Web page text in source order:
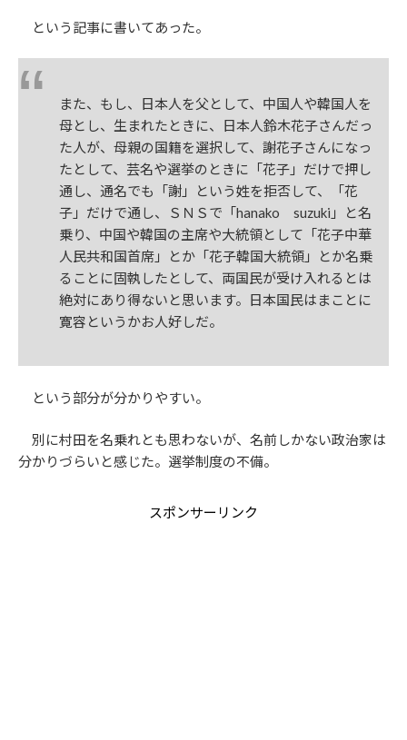
という記事に書いてあった。
また、もし、日本人を父として、中国人や韓国人を
母とし、生まれたときに、日本人鈴木花子さんだっ
た人が、母親の国籍を選択して、謝花子さんになっ
たとして、芸名や選挙のときに「花子」だけで押し
通し、通名でも「謝」という姓を拒否して、「花
子」だけで通し、ＳＮＳで「hanako suzuki」と名
乗り、中国や韓国の主席や大統領として「花子中華
人民共和国首席」とか「花子韓国大統領」とか名乗
ることに固執したとして、両国民が受け入れるとは
絶対にあり得ないと思います。日本国民はまことに
寛容というかお人好しだ。
という部分が分かりやすい。
別に村田を名乗れとも思わないが、名前しかない政治家は
分かりづらいと感じた。選挙制度の不備。
スポンサーリンク